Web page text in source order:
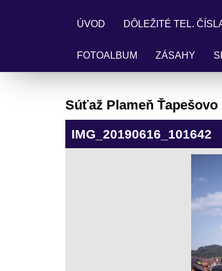
ÚVOD DÔLEŽITÉ TEL.
FOTOALBUM ZÁSAHY
Súťaž Plameň Ťapešovo
IMG_20190616_101642